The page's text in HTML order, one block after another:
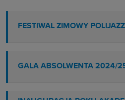
FESTIWAL ZIMOWY POLIJAZZ
GALA ABSOLWENTA 2024/